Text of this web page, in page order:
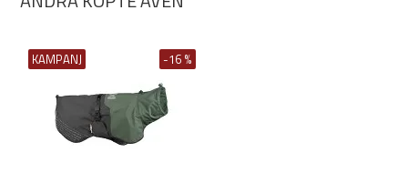
KAMPANJ -16 %